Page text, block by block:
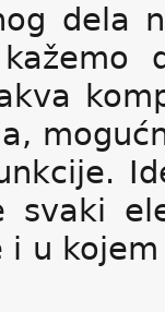
dela
i u